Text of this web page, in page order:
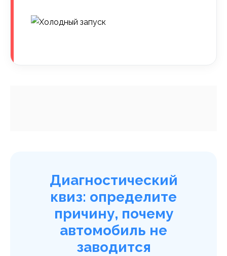
Диагностический
квиз: определите
причину, почему
автомобиль не
заводится